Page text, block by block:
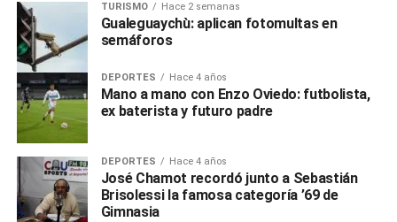
TURISMO Hace 2 semanas
Gualeguaychù: aplican fotomultas en
semáforos
DEPORTES Hace 4 años
Mano a mano con Enzo Oviedo: futbolista,
ex baterista y futuro padre
DEPORTES Hace 4 años
José Chamot recordó junto a Sebastián
Brisolessi la famosa categoría ’69 de
Gimnasia